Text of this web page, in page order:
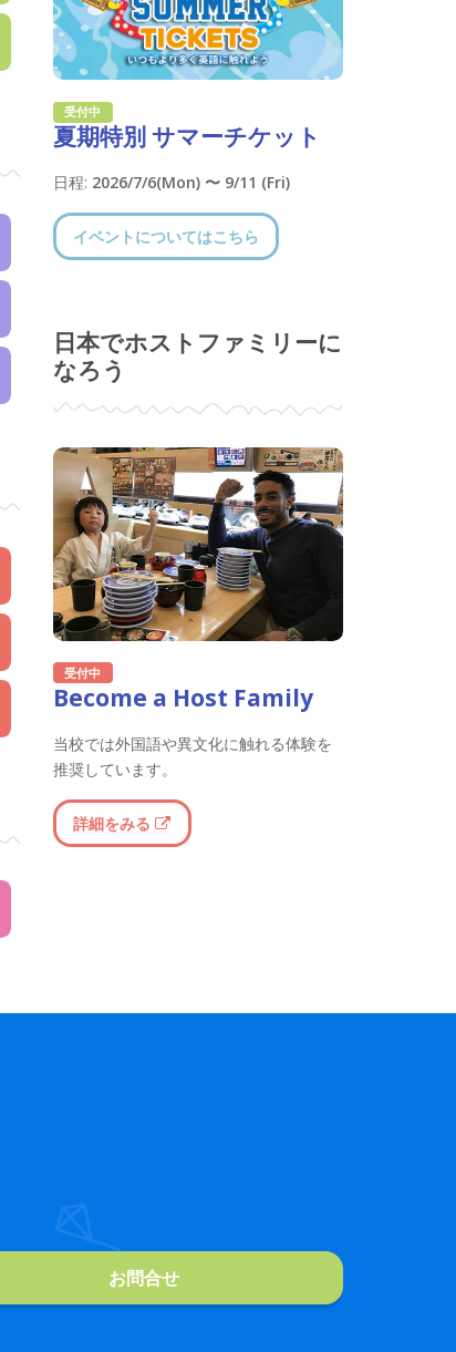
受付中
夏期特別 サマーチケット
日程: 2026/7/6(Mon) 〜 9/11 (Fri)
イベントについてはこちら
日本でホストファミリーに
なろう
受付中
Become a Host Family
当校では外国語や異文化に触れる体験を
推奨しています。
詳細をみる
お問合せ